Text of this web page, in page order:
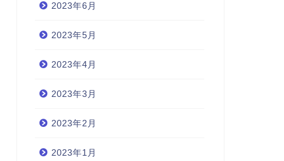
2023年6月
2023年5月
2023年4月
2023年3月
2023年2月
2023年1月